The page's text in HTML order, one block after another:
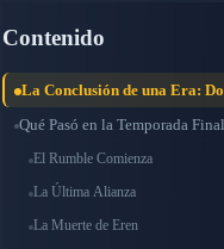
Contenido
La Conclusión de una Era:
Qué Pasó en la Temporada
El Rumble Comienza
La Última Alianza
La Muerte de Eren